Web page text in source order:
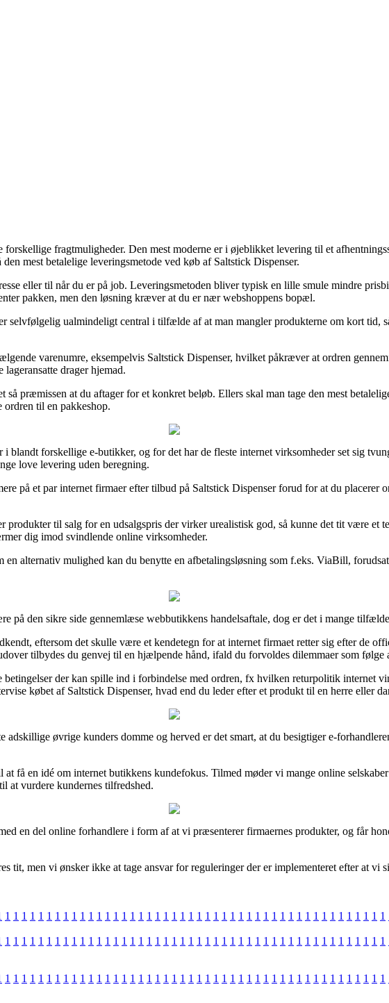
fragtmuligheder. Den mest moderne er i øjeblikket levering til et
mest betalelige leveringsmetode ved køb af Saltstick Dispenser.
eller til når du er på job. Leveringsmetoden bliver typisk en lille smule mindre
pakken, men den løsning kræver at du er nær webshoppens bopæl.
selvfølgelig ualmindeligt central i tilfælde af at man mangler produkterne om kort tid,
varenumre, eksempelvis Saltstick Dispenser, hvilket påkræver at ordren
drager hjemad.
præmissen at du aftager for et konkret beløb. Ellers skal man tage den mest
til en pakkeshop.
forskellige e-butikker, og for det har de fleste internet virksomheder set sig
love levering uden beregning.
på et par internet firmaer efter tilbud på Saltstick Dispenser forud for at du placerer
til salg for en udsalgspris der virker urealistisk god, så kunne det tit være et
dig imod svindlende online virksomheder.
alternativ mulighed kan du benytte en afbetalingsløsning som f.eks. ViaBill,
på den sikre side gennemlæse webbutikkens handelsaftale, dog er det i mange
eftersom det skulle være et kendetegn for at internet firmaet retter sig efter de
tilbydes du genvej til en hjælpende hånd, ifald du forvoldes dilemmaer som følge
der kan spille ind i forbindelse med ordren, fx hvilken returpolitik internet
købet af Saltstick Dispenser, hvad end du leder efter et produkt til en herre eller
adskillige øvrige kunders domme og herved er det smart, at du besigtiger e-
få en idé om internet butikkens kundefokus. Tilmed møder vi mange online
at vurdere kundernes tilfredshed.
en del online forhandlere i form af at vi præsenterer firmaernes produkter, og får
tit, men vi ønsker ikke at tage ansvar for reguleringer der er implementeret efter at vi
1 1 1 1 1 1 1 1 1 1 1 1 1 1 1 1 1 1 1 1 1 1 1 1 1 1 1 1 1 1 1 1 1 1 1 1 1 1 1 1 1 1 1 1 1 1
1 1 1 1 1 1 1 1 1 1 1 1 1 1 1 1 1 1 1 1 1 1 1 1 1 1 1 1 1 1 1 1 1 1 1 1 1 1 1 1 1 1 1 1 1 1
1 1 1 1 1 1 1 1 1 1 1 1 1 1 1 1 1 1 1 1 1 1 1 1 1 1 1 1 1 1 1 1 1 1 1 1 1 1 1 1 1 1 1 1 1 1